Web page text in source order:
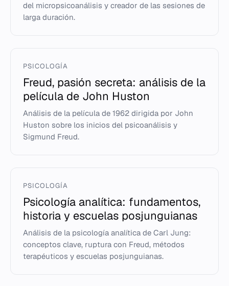
del micropsicoanálisis y creador de las sesiones de
larga duración.
PSICOLOGÍA
Freud, pasión secreta: análisis de la
película de John Huston
Análisis de la película de 1962 dirigida por John
Huston sobre los inicios del psicoanálisis y
Sigmund Freud.
PSICOLOGÍA
Psicología analítica: fundamentos,
historia y escuelas posjunguianas
Análisis de la psicología analítica de Carl Jung:
conceptos clave, ruptura con Freud, métodos
terapéuticos y escuelas posjunguianas.